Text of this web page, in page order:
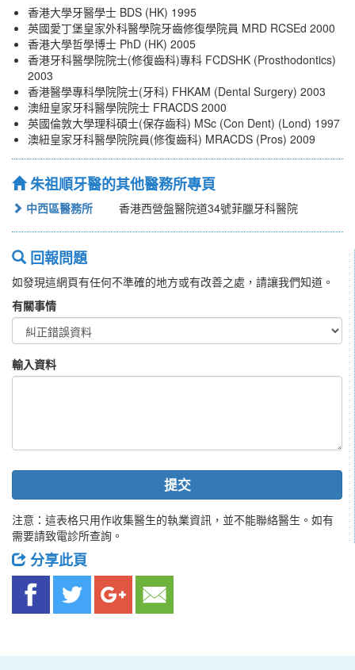
香港大學牙醫學士 BDS (HK) 1995
英國愛丁堡皇家外科醫學院牙齒修復學院員 MRD RCSEd 2000
香港大學哲學博士 PhD (HK) 2005
香港牙科醫學院院士(修復齒科)專科 FCDSHK (Prosthodontics)
2003
香港醫學專科學院院士(牙科) FHKAM (Dental Surgery) 2003
澳紐皇家牙科醫學院院士 FRACDS 2000
英國倫敦大學理科碩士(保存齒科) MSc (Con Dent) (Lond) 1997
澳紐皇家牙科醫學院院員(修復齒科) MRACDS (Pros) 2009
朱祖順牙醫的其他醫務所專頁
中西區醫務所 香港西營盤醫院道34號菲臘牙科醫院
回報問題
如發現這網頁有任何不準確的地方或有改善之處，請讓我們知道。
有關事情
輸入資料
提交
注意：這表格只用作收集醫生的執業資訊，並不能聯絡醫生。如有
需要請致電診所查詢。
分享此頁